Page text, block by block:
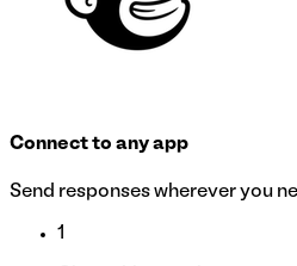
Connect to any app
Send responses wherever you
1